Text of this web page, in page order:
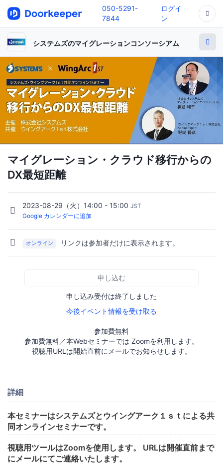
050-5291-
7844
ログイ
ン
システムズのマイグレーションコンソーシアム
マイグレーション・クラウド移行からの
DX最短距離
2023-08-29（火）14:00 - 15:00 JST
Google カレンダーに追加
オンライン リンクは参加者だけに表示されます。
申し込む
申し込み受付は終了しました
今後イベント情報を受け取る
参加費無料
参加費無料／本Webセミナーでは Zoomを利用します。
視聴用URLは開始直前にメールでお知らせします。
詳細
本セミナーはシステムズとウイングアーク１ｓｔによる共
同オンラインセミナーです。
視聴用ツールはZoomを使用します。 URLは開催直前まで
にメールにてご連絡いたします。